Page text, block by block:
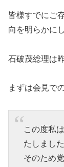
皆様すでにご
向を明らかに
石破茂総理は
まずは会見で
この度私
たしました
そのため